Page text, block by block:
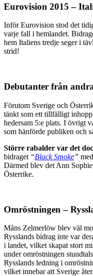
Eurovision 2015 –
Inför Eurovision stod det
varje fall i hemlandet.
hem Italiens tredje seger i
strid!
Debutanter från
Förutom Sverige och
tänkt som ett tillfälligt
hedersam 5:e plats. I övrigt
som hänförde publiken och
Större rabalder var det
bidraget “Black Smoke”
Därmed blev det Ann
Österrike.
Omröstningen –
Måns Zelmerlöw blev väl
Rysslands bidrag inte var
i landet, vilket skapat stort
under omröstningen
Rysslands ledning i
vilket innebar att Sverige